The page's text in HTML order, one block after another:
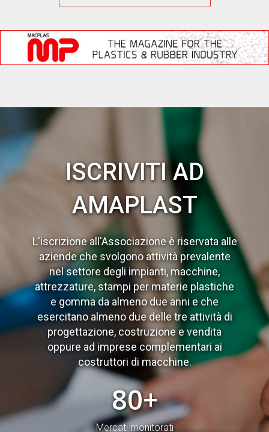
ISCRIVITI AD
AMAPLAST
L'iscrizione all'Associazione è riservata alle
aziende che svolgono attività prevalente
nel settore degli impianti, macchine,
attrezzature, stampi per materie plastiche
e gomma da almeno due anni e che
esercitano almeno due delle tre attività di
progettazione, costruzione e vendita
oppure ad imprese complementari ai
costruttori di macchine.
80+
Mercati monitorati